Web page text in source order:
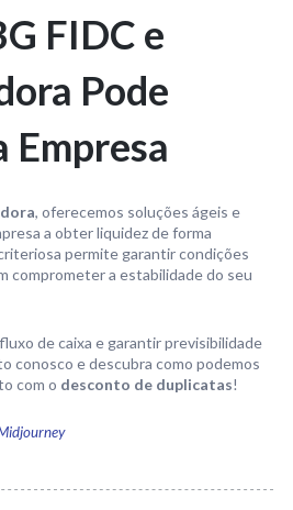
FIDC e
Pode
Empresa
, oferecemos soluções ágeis e
a obter liquidez de forma
permite garantir condições
comprometer a estabilidade do seu
de caixa e garantir previsibilidade
conosco e descubra como podemos
com o desconto de duplicatas!